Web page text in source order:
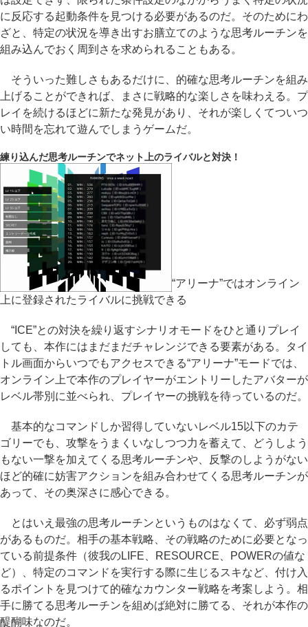
に反応する起動条件を見つける必要があるのだ。そのためにわ
ざと、特定の状況を導き出すお膳立てのような思考ルーチンを
組み込んでおく周到さを求められることもある。
そういった難しさもあるだけに、的確な思考ルーチンを組み
上げることができれば、まさに戦略的な楽しさを味わえる。プ
レイを続けるほどに新たな発見があり、それが楽しくてついつ
い時間を忘れて遊んでしまうゲームだ。
練り込んだ思考ルーチンでネット上のライバルと対決！
“アリーナ”ではオンライン
上に登録されたライバルに挑戦できる
“ICE”との対決を繰り返すシナリオモードをひと通りプレイ
しても、本作にはまだまだチャレンジできる要素がある。タイ
トル画面からいつでもアクセスできる“アリーナ”モードでは、
オンライン上で本作のプレイヤーがエントリーしたアバターが
レベル帯別に並べられ、プレイヤーの挑戦を待っているのだ。
基本的なコマンドしか習得していないレベル15以下のカテ
ゴリーでも、攻撃をうまくいなしつつ力を蓄えて、どうしよう
もない一撃を加えてくる思考ルーチンや、反撃のしようがない
ほど的確に妨害アクションを組み合わせてくる思考ルーチンが
あって、その奥深さに感心できる。
とはいえ最強の思考ルーチンというものはなくて、必ず弱点
があるものだ。相手の基本戦略、その戦略のために必要となっ
ている前提条件（彼我のLIFE、RESOURCE、POWERの値な
ど）、特定のコマンドを実行する際に生じるスキなど、付け入
るポイントを見つけて的確なカウンター戦略を考案しよう。相
手に勝てる思考ルーチンを組めば絶対に勝てる、それが本作の
醍醐味なのだ。